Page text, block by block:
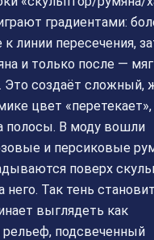
градиентами:
линии пересечения,
и только после —
Это создаёт сложный,
цвет «перетекает»,
полосы. В моду вошли
и персиковые
поверх
него. Так тень
выглядеть как
подсвеченный